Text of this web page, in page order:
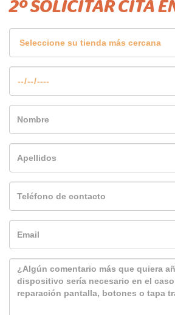
2º SOLICITAR CITA